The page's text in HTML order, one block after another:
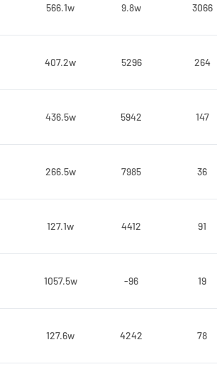
566.1w 9.8w 3066
407.2w 5296 264
436.5w 5942 147
266.5w 7985 36
127.1w 4412 91
1057.5w -96 19
127.6w 4242 78